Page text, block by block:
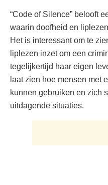
“Code of Silence” belooft
waarin doofheid en
Het is interessant om te
liplezen inzet om een
tegelijkertijd haar eigen
laat zien hoe mensen met
kunnen gebruiken en zich
uitdagende situaties.